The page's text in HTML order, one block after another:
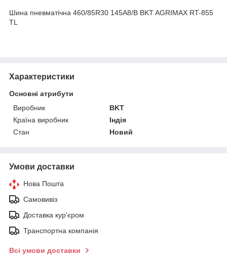
Шина пневматічна 460/85R30 145A8/B BKT AGRIMAX RT-855
TL
Характеристики
Основні атрибути
Виробник
BKT
Країна виробник
Індія
Стан
Новий
Умови доставки
Нова Пошта
Самовивіз
Доставка кур'єром
Транспортна компанія
Всі умови доставки